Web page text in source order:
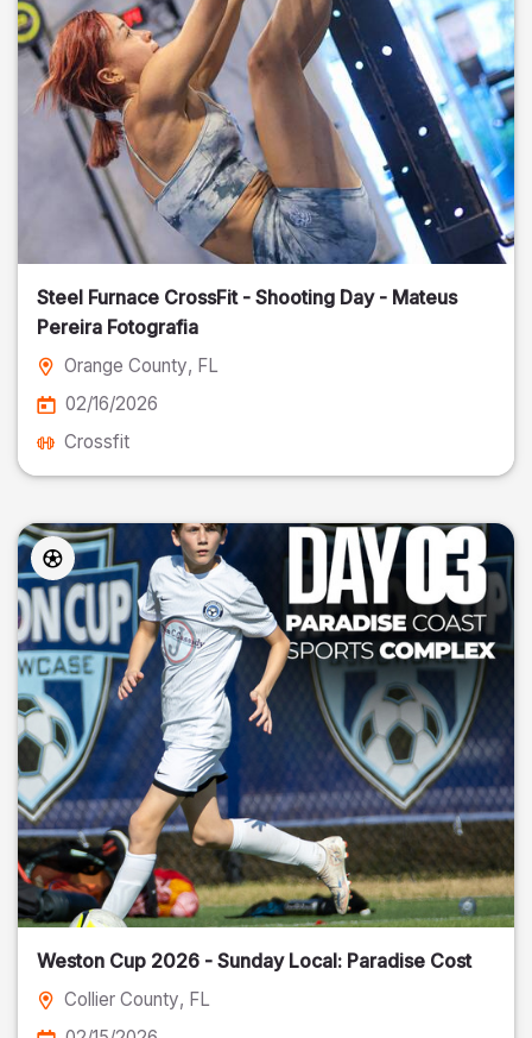
Steel Furnace CrossFit - Shooting Day - Mateus
Pereira Fotografia
Orange County, FL
02/16/2026
Crossfit
Weston Cup 2026 - Sunday Local: Paradise Cost
Collier County, FL